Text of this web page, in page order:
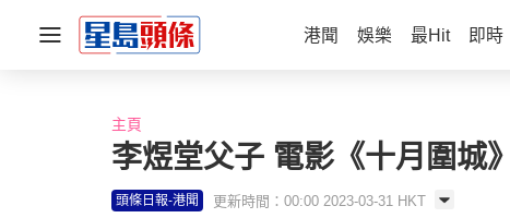
港聞 娛樂 最Hit 即時
主頁
李煜堂父子 電影《十月圍城
頭條日報-港聞 更新時間：00:00 2023-03-31 HKT